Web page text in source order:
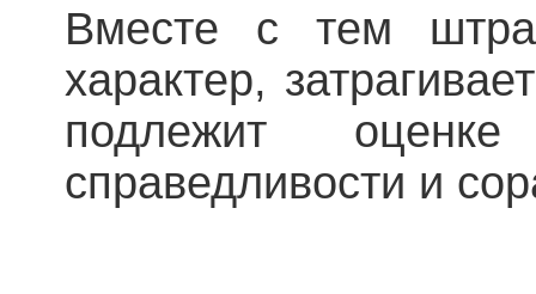
Вместе с тем
характер,
подлежит
справедливости и